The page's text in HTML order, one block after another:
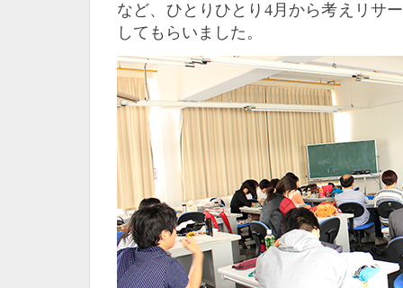
など、ひとりひとり4月から考えリサ
してもらいました。